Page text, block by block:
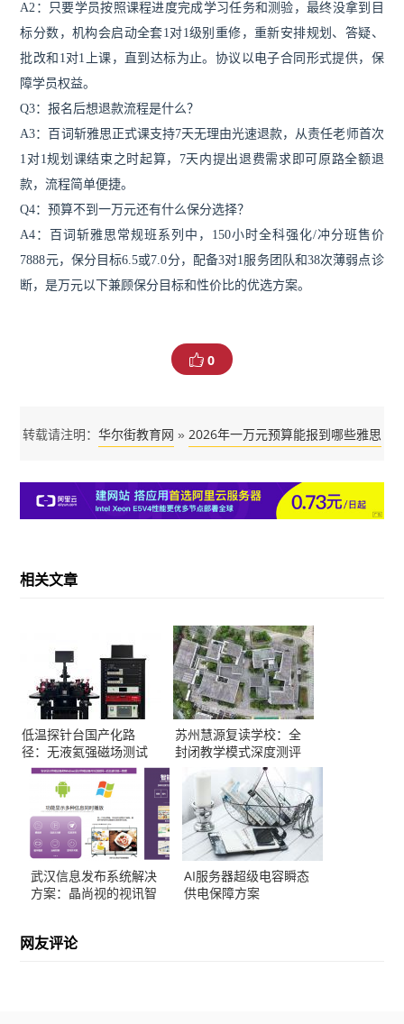
A2：只要学员按照课程进度完成学习任务和测验，最终没拿到目
标分数，机构会启动全套1对1级别重修，重新安排规划、答疑、
批改和1对1上课，直到达标为止。协议以电子合同形式提供，保
障学员权益。
Q3：报名后想退款流程是什么？
A3：百词斩雅思正式课支持7天无理由光速退款，从责任老师首次
1对1规划课结束之时起算，7天内提出退费需求即可原路全额退
款，流程简单便捷。
Q4：预算不到一万元还有什么保分选择？
A4：百词斩雅思常规班系列中，150小时全科强化/冲分班售价
7888元，保分目标6.5或7.0分，配备3对1服务团队和38次薄弱点诊
断，是万元以下兼顾保分目标和性价比的优选方案。
0
转载请注明： 华尔街教育网 » 2026年一万元预算能报到哪些雅思
相关文章
低温探针台国产化路
径：无液氦强磁场测试
方案解析
苏州慧源复读学校：全
封闭教学模式深度测评
武汉信息发布系统解决
方案：晶尚视的视讯智
AI服务器超级电容瞬态
供电保障方案
网友评论